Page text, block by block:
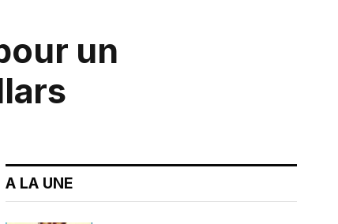
un
A LA UNE